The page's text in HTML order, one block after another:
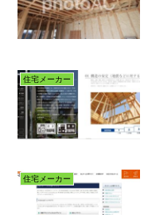
住宅メーカー
住宅メーカー